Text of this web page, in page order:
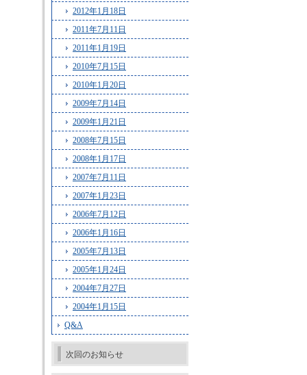
2012年1月18日
2011年7月11日
2011年1月19日
2010年7月15日
2010年1月20日
2009年7月14日
2009年1月21日
2008年7月15日
2008年1月17日
2007年7月11日
2007年1月23日
2006年7月12日
2006年1月16日
2005年7月13日
2005年1月24日
2004年7月27日
2004年1月15日
Q&A
次回のお知らせ